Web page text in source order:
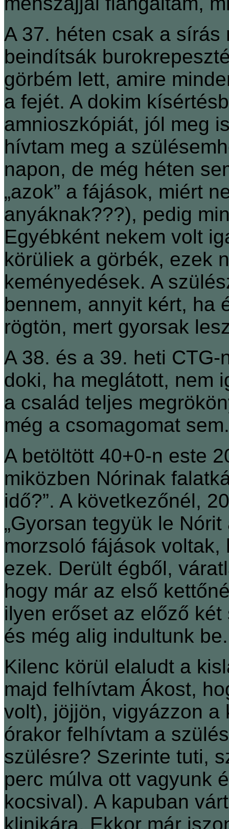
A 37. héten csak a
beindítsák
görbém lett, amire
a fejét. A dokim
amnioszkópiát, jól meg
hívtam meg a
napon, de még héten
„azok” a fájások, miért
anyáknak???), pedig
Egyébként nekem volt
körüliek a görbék, ezek
keményedések. A
bennem, annyit kért, ha
rögtön, mert gyorsak
A 38. és a 39. heti
doki, ha meglátott, nem
a család teljes
még a csomagomat sem.
A betöltött 40+0-n este
miközben Nórinak
idő?”. A következőnél,
„Gyorsan tegyük le
morzsoló fájások
ezek. Derült égből,
hogy már az első
ilyen erőset az előző
és még alig indultunk be.
Kilenc körül elaludt a
majd felhívtam Ákost,
volt), jöjjön, vigyázzon a
órakor felhívtam a
szülésre? Szerinte tuti,
perc múlva ott vagyunk
kocsival). A kapuban
klinikára. Ekkor már